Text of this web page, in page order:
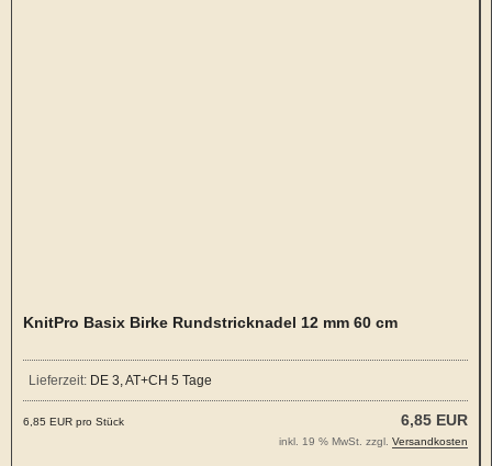
KnitPro Basix Birke Rundstricknadel 12 mm 60 cm
Lieferzeit: DE 3, AT+CH 5 Tage
6,85 EUR
6,85 EUR pro Stück
inkl. 19 % MwSt. zzgl. Versandkosten